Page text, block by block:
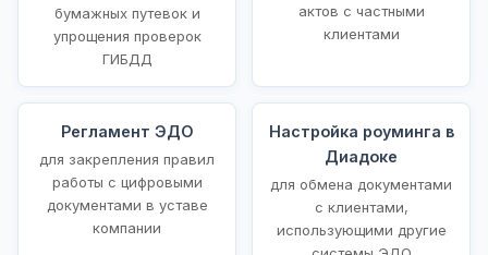
бумажных путевок и
упрощения проверок
ГИБДД
актов с частными
клиентами
Регламент ЭДО
для закрепления правил
работы с цифровыми
документами в уставе
компании
Настройка роуминга в
Диадоке
для обмена документами
с клиентами,
использующими другие